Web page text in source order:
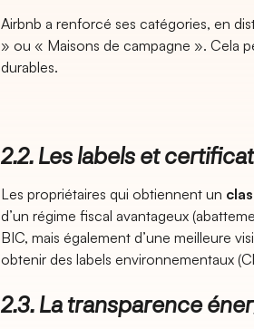
Airbnb a renforcé ses catégories, en
» ou « Maisons de campagne ». Cela
durables.
2.2. Les labels et
Les propriétaires qui obtiennent un
d’un régime fiscal avantageux
BIC, mais également d’une meilleure
obtenir des labels environnementaux
2.3. La transparence